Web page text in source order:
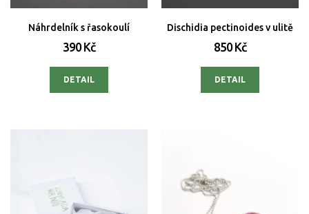
Náhrdelník s řasokoulí
390 Kč
DETAIL
Dischidia pectinoides v ulitě
850 Kč
DETAIL